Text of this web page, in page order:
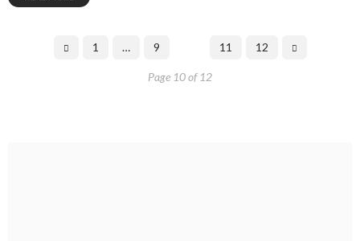
1 … 9 11 12
Page 10 of 12